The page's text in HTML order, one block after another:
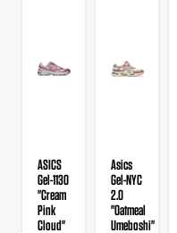
ASICS
Gel-1130
"Cream
Pink
Cloud"
Asics
Gel-NYC
2.0
"Oatmeal
Umeboshi"